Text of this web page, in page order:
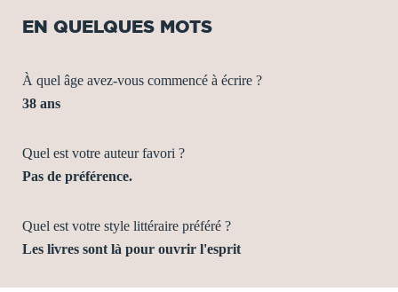
EN QUELQUES MOTS
À quel âge avez-vous commencé à écrire ?
38 ans
Quel est votre auteur favori ?
Pas de préférence.
Quel est votre style littéraire préféré ?
Les livres sont là pour ouvrir l'esprit